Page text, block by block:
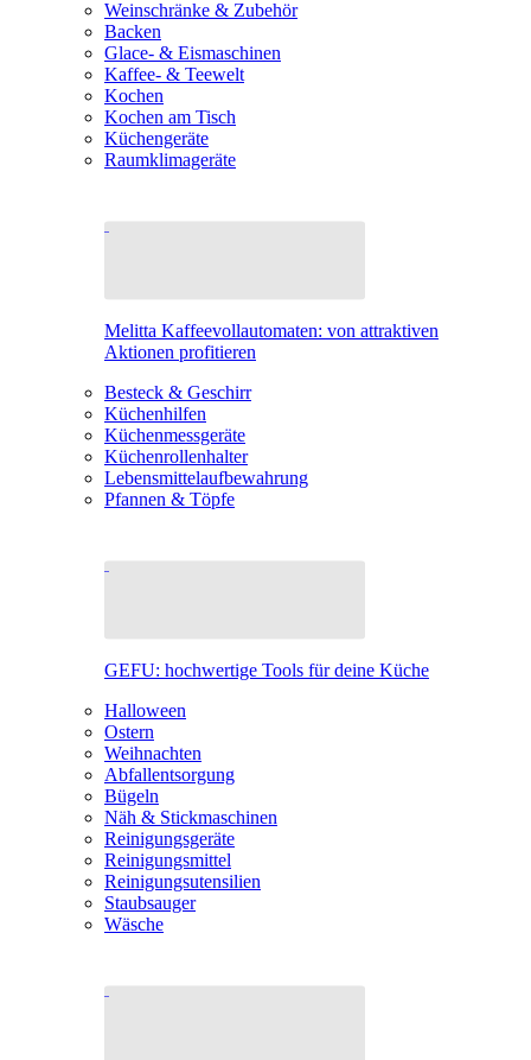
Weinschränke & Zubehör
Backen
Glace- & Eismaschinen
Kaffee- & Teewelt
Kochen
Kochen am Tisch
Küchengeräte
Raumklimageräte
Melitta Kaffeevollautomaten: von attraktiven
Aktionen profitieren
Besteck & Geschirr
Küchenhilfen
Küchenmessgeräte
Küchenrollenhalter
Lebensmittelaufbewahrung
Pfannen & Töpfe
GEFU: hochwertige Tools für deine Küche
Halloween
Ostern
Weihnachten
Abfallentsorgung
Bügeln
Näh & Stickmaschinen
Reinigungsgeräte
Reinigungsmittel
Reinigungsutensilien
Staubsauger
Wäsche